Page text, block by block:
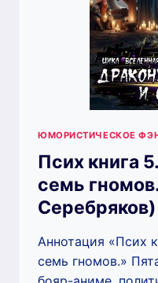
ЮМОРИСТИЧЕСКОЕ
Псих книга
семь
Серебряков)
Аннотация «Псих
семь гномов.»